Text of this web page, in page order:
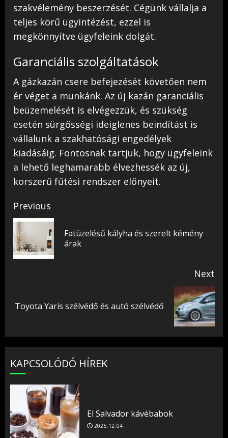
szakvélemény beszerzését. Cégünk vállalja a
teljes körű ügyintézést, ezzel is
megkönnyítve ügyfeleink dolgát.
Garanciális szolgáltatások
A gázkazán csere befejezését követően nem
ér véget a munkánk. Az új kazán garanciális
beüzemelését is elvégezzük, és szükség
esetén sürgősségi ideiglenes beindítást is
vállalunk a szakhatósági engedélyek
kiadásáig. Fontosnak tartjuk, hogy ügyfeleink
a lehető leghamarabb élvezhessék az új,
korszerű fűtési rendszer előnyeit.
Continue
Reading
Previous
Fatüzelésű kályha és szerelt kémény
árak
Next
Next
Toyota Yaris szélvédő és autó szélvédő
KAPCSOLÓDÓ HÍREK
El Salvador kávébabok
2025.12.04.